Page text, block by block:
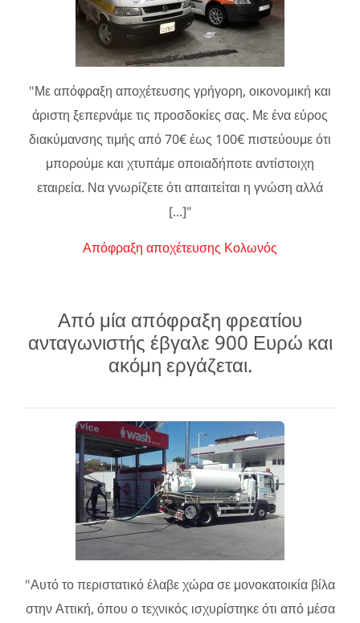
"Με απόφραξη αποχέτευσης γρήγορη, οικονομική και
άριστη ξεπερνάμε τις προσδοκίες σας. Με ένα εύρος
διακύμανσης τιμής από 70€ έως 100€ πιστεύουμε ότι
μπορούμε και χτυπάμε οποιαδήποτε αντίστοιχη
εταιρεία. Να γνωρίζετε ότι απαιτείται η γνώση αλλά
[...]"
Απόφραξη αποχέτευσης Κολωνός
Από μία απόφραξη φρεατίου
ανταγωνιστής έβγαλε 900 Ευρώ και
ακόμη εργάζεται.
"Αυτό το περιστατικό έλαβε χώρα σε μονοκατοικία βίλα
στην Αττική, όπου ο τεχνικός ισχυρίστηκε ότι από μέσα